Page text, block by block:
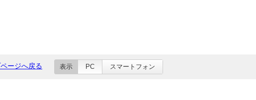
ページへ戻る 表示 PC スマートフォン